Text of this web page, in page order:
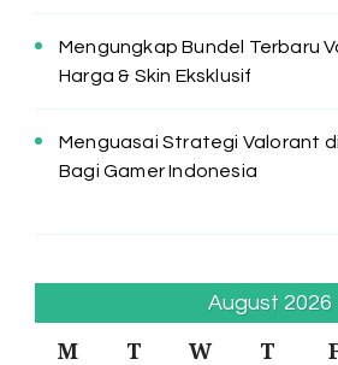
Mengungkap Bundel Terbaru
Harga & Skin Eksklusif
Menguasai Strategi Valorant
Bagi Gamer Indonesia
August 2026
M T W T